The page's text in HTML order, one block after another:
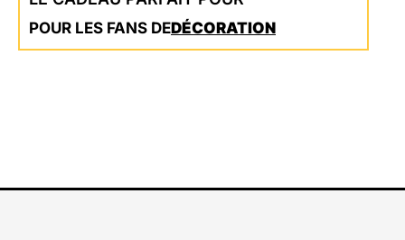
POUR LES FANS DEDÉCORATION